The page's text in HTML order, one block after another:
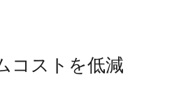
コストを低減